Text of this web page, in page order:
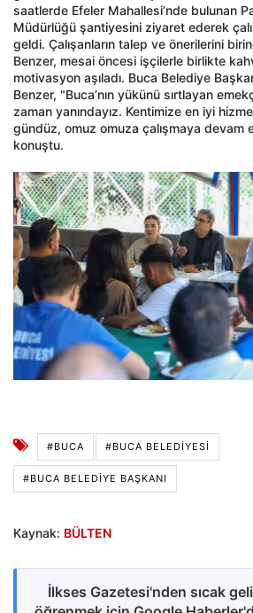
saatlerde Efeler Mahallesi’nde bulunan
Müdürlüğü şantiyesini ziyaret ederek
geldi. Çalışanların talep ve önerilerini
Benzer, mesai öncesi işçilerle birlikte
motivasyon aşıladı. Buca Belediye
Benzer, "Buca’nın yükünü sırtlayan
zaman yanındayız. Kentimize en iyi
gündüz, omuz omuza çalışmaya devam
konuştu.
#BUCA #BUCA BELEDIYESI
#BUCA BELEDIYE BAŞKANI
Kaynak: BÜLTEN
İlkses Gazetesi'nden sıcak